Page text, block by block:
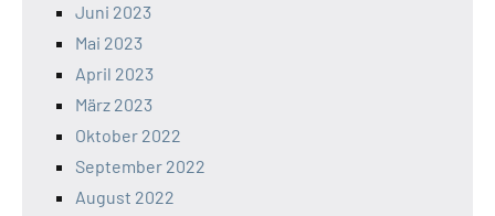
Juni 2023
Mai 2023
April 2023
März 2023
Oktober 2022
September 2022
August 2022